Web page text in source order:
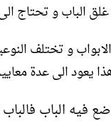
الباب و تحتاج
و تختلف
يعود الى عدة
فيه الباب